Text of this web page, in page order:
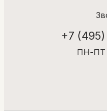
+7
ПН-ПТ